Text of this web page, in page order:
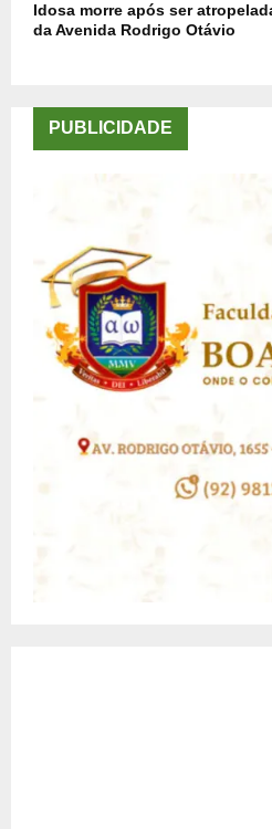
Idosa morre após ser
da Avenida Rodrigo Otávio
PUBLICIDADE